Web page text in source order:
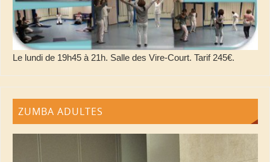
Le lundi de 19h45 à 21h. Salle des Vire-Court. Tarif 245€.
ZUMBA ADULTES